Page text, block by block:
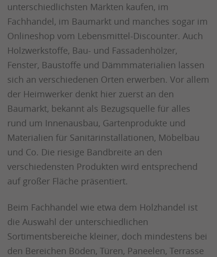
unterschiedlichsten Märkten kaufen, im
Fachhandel, im Baumarkt und manches sogar im
Onlineshop vom Lebensmittel-Discounter. Auch
Holzwerkstoffe, Bau- und Fassadenhölzer,
Fenster, Baustoffe und Dämmmaterialien lassen
sich an verschiedenen Orten erwerben. Vor allem
der Heimwerker denkt hier zuerst an den
Baumarkt, bekannt als Bezugsquelle für alles
rund um Innenausbau, Gartenprodukte und
Materialien für Sanitärinstallationen, Möbelbau
und Co. Die riesige Bandbreite an den
verschiedensten Produkten wird entsprechend
auf großer Fläche präsentiert.
Beim Fachhandel wie etwa dem Holzhandel ist
die Auswahl der unterschiedlichen
Sortimentsbereiche kleiner, doch mindestens bei
den Bereichen Böden, Türen, Paneelen, Terrasse